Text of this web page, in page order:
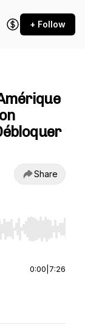
+ Follow
Share
End to jump to
0:00 7:26